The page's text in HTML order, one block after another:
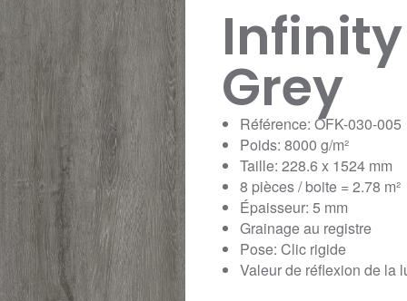
Grey
Référence: OFK-030-005
Poids: 8000 g/m²
Taille: 228.6 x 1524 mm
8 pièces / boite = 2.78 m²
Épaisseur: 5 mm
Grainage au registre
Pose: Clic rigide
Valeur de réflexion de la